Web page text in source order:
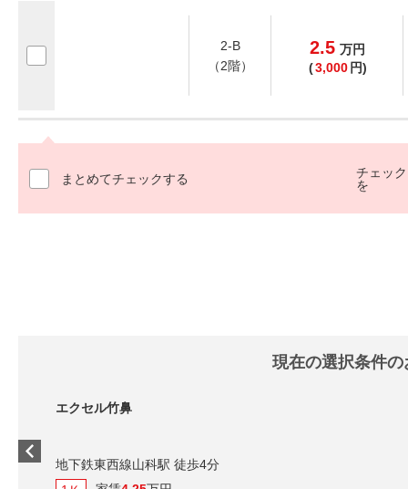
2-B
（2階）
2.5 万円
(3,000 円)
まとめてチェックする
チェッ
を
現在の選択条件
エクセル竹鼻
地下鉄東西線山科駅 徒歩4分